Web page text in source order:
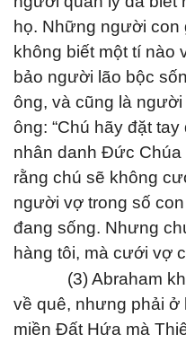
họ. Những người con
không biết một tí nào
bảo người lão bộc
ông, và cũng là
ông: “Chú hãy đặt
nhân danh Đức Chúa
rằng chú sẽ không
người vợ trong số
đang sống. Nhưng
hàng tôi, mà cưới vợ
(3) Abraham
về quê, nhưng phải
miền Đất Hứa mà